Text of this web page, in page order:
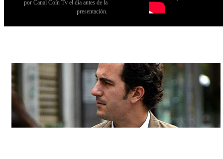
por Canal Coín Tv el día antes de la
presentación.